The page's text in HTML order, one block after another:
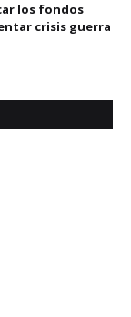
los fondos
crisis guerra